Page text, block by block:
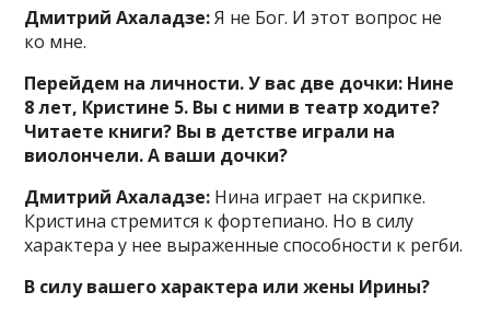
Дмитрий Ахаладзе:Я не Бог. И этот вопрос не
ко мне.
Перейдем на личности. У вас две дочки: Нине
8 лет, Кристине 5. Вы с ними в театр ходите?
Читаете книги? Вы в детстве играли на
виолончели. А ваши дочки?
Дмитрий Ахаладзе: Нина играет на скрипке.
Кристина стремится к фортепиано. Но в силу
характера у нее выраженные способности к регби.
В силу вашего характера или жены Ирины?